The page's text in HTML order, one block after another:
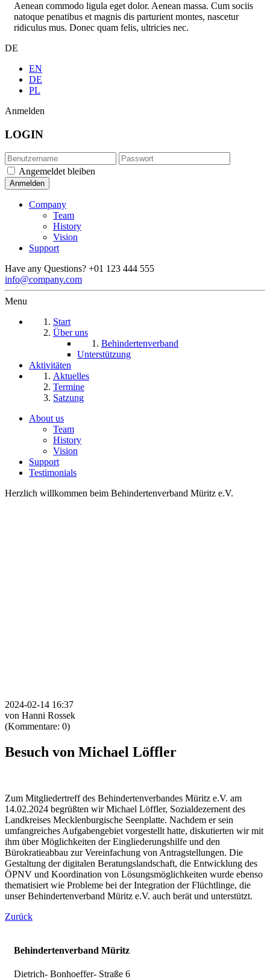
Aenean commodo ligula eget dolor. Aenean massa. Cum sociis
natoque penatibus et magnis dis parturient montes, nascetur
ridiculus mus. Donec quam felis, ultricies nec.
DE
EN
DE
PL
Anmelden
LOGIN
Angemeldet bleiben
Company
Team
History
Vision
Support
Have any Questions? +01 123 444 555
info@company.com
Menu
Start
Über uns
Behindertenverband
Unterstützung
Aktivitäten
Aktuelles
Termine
Satzung
About us
Team
History
Vision
Support
Testimonials
Herzlich willkommen beim Behindertenverband Müritz e.V.
2024-02-14 16:37
von Hanni Rossek
(Kommentare: 0)
Besuch von Michael Löffler
Zum Mitgliedertreff des Behindertenverbandes Müritz e.V. am
14.02.2024 begrüßten wir Michael Löffler, Sozialdezernent des
Landkreises Mecklenburgische Seenplatte. Nachdem er sein
umfangreiches Aufgabengebiet vorgestellt hatte, diskutierten wir mit
ihm über Möglichkeiten der Eingliederungshilfe und den
Bürokratieabbau zur Vereinfachung von Antragstellungen. Die
Gestaltung der digitalen Beratungslandschaft, die Entwicklung des
ÖPNV und Koordination von Lösungsmöglichkeiten wurde ebenso
thematisiert wie Probleme bei der Integration der Flüchtlinge, die
unser Behindertenverband Müritz e.V. auch berät und unterstützt.
Zurück
Behindertenverband Müritz
Dietrich- Bonhoeffer- Straße 6